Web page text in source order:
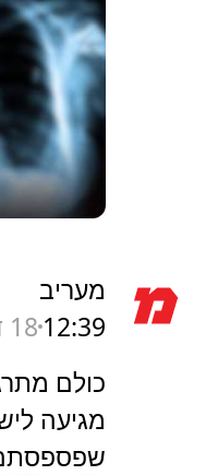
מעריב
12:39 18 דקות
כולם
מגיעה